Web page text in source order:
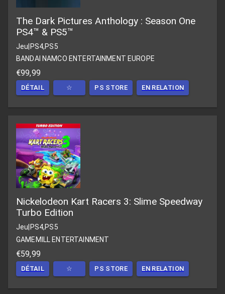
The Dark Pictures Anthology : Season One
PS4™ & PS5™
Jeu|PS4,PS5
BANDAI NAMCO ENTERTAINMENT EUROPE
€99,99
DÉTAIL ☆ PS STORE EN RELATION
Nickelodeon Kart Racers 3: Slime Speedway
Turbo Edition
Jeu PS4,PS5
GAMEMILL ENTERTAINMENT
€59,99
DÉTAIL ☆ PS STORE EN RELATION